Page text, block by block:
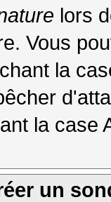
lors
Vous
la
la case
un